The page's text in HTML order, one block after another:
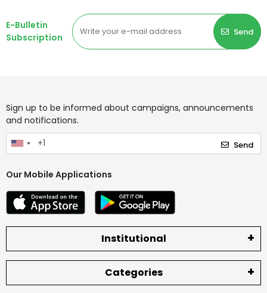
E-Bulletin
Subscription
Send
Sign up to be informed about campaigns, announcements
and notifications.
Send
Our Mobile Applications
Institutional
Categories